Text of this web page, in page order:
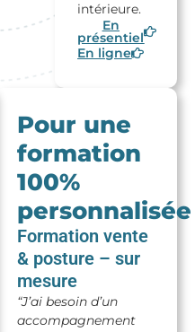
intérieure.
En
présentiel
En ligne
Pour une
formation
100%
personnalisée
Formation vente
& posture – sur
mesure
“J’ai besoin d’un
accompagnement